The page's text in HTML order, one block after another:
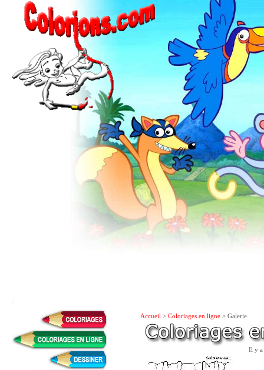
Accueil > Coloriages en ligne> Galerie
Il y a